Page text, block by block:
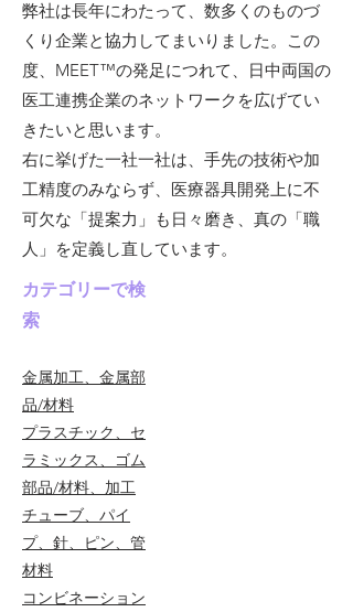
弊社は長年にわたって、数多くのものづ
くり企業と協力してまいりました。この
度、MEET™の発足につれて、日中両国の
医工連携企業のネットワークを広げてい
きたいと思います。
右に挙げた一社一社は、手先の技術や加
工精度のみならず、医療器具開発上に不
可欠な「提案力」も日々磨き、真の「職
人」を定義し直しています。
カテゴリーで検
索
金属加工、金属部
品/材料
プラスチック、セ
ラミックス、ゴム
部品/材料、加工
チューブ、パイ
プ、針、ピン、管
材料
コンビネーション